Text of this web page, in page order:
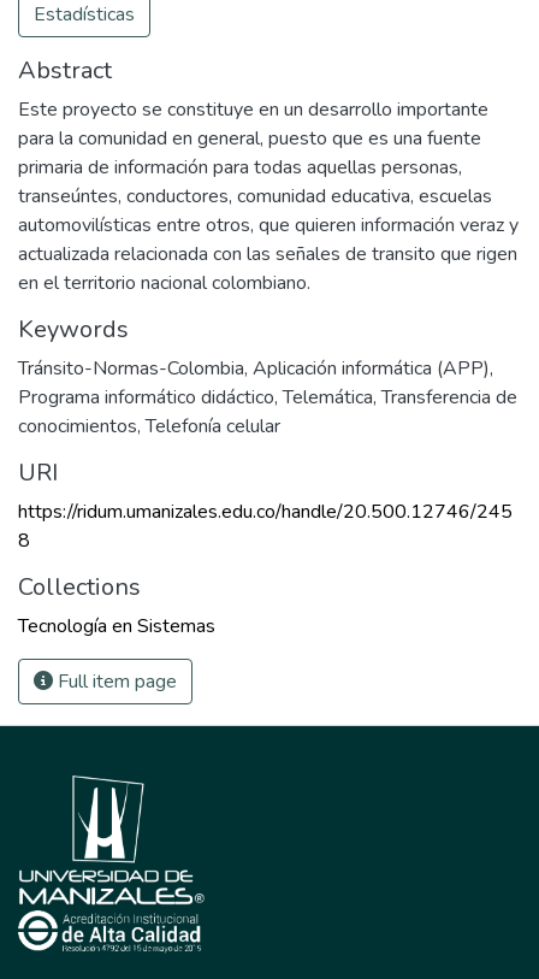
Estadísticas
Abstract
Este proyecto se constituye en un desarrollo importante
para la comunidad en general, puesto que es una fuente
primaria de información para todas aquellas personas,
transeúntes, conductores, comunidad educativa, escuelas
automovilísticas entre otros, que quieren información veraz y
actualizada relacionada con las señales de transito que rigen
en el territorio nacional colombiano.
Keywords
Tránsito-Normas-Colombia, Aplicación informática (APP),
Programa informático didáctico,Telemática,Transferencia de
conocimientos,Telefonía celular
URI
https://ridum.umanizales.edu.co/handle/20.500.12746/245
8
Collections
Tecnología en Sistemas
Full item page